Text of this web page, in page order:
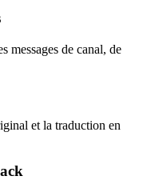
messages de canal, de
et la traduction en